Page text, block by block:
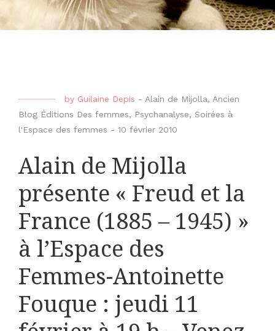
by Guilaine Depis - Alain de Mijolla, Ancien
Blog Éditions Des femmes, Psychanalyse, Soirées à
l'Espace des femmes - 10 février 2010
Alain de Mijolla
présente « Freud et la
France (1885 – 1945) »
à l’Espace des
Femmes-Antoinette
Fouque : jeudi 11